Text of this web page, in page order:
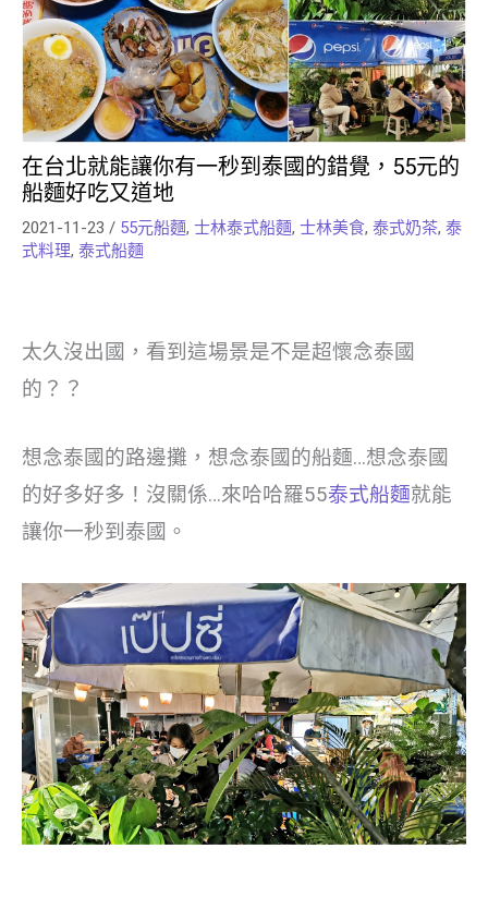
在台北就能讓你有一秒到泰國的錯覺，55元的
船麵好吃又道地
2021-11-23 / 55元船麵, 士林泰式船麵, 士林美食, 泰式奶茶, 泰
式料理, 泰式船麵
太久沒出國，看到這場景是不是超懷念泰國
的？？
想念泰國的路邊攤，想念泰國的船麵…想念泰國
的好多好多！沒關係…來哈哈羅55泰式船麵就能
讓你一秒到泰國。